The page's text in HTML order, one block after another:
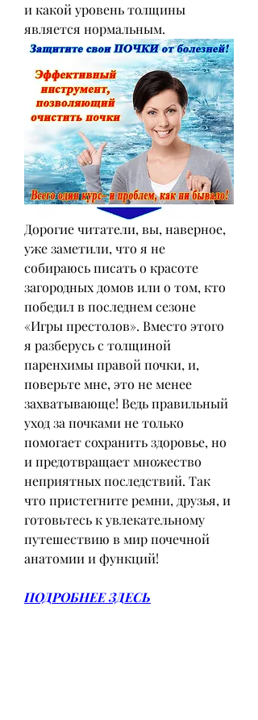
и какой уровень толщины
является нормальным.
Дорогие читатели, вы, наверное,
уже заметили, что я не
собираюсь писать о красоте
загородных домов или о том, кто
победил в последнем сезоне
«Игры престолов». Вместо этого
я разберусь с толщиной
паренхимы правой почки, и,
поверьте мне, это не менее
захватывающе! Ведь правильный
уход за почками не только
помогает сохранить здоровье, но
и предотвращает множество
неприятных последствий. Так
что пристегните ремни, друзья, и
готовьтесь к увлекательному
путешествию в мир почечной
анатомии и функций!
ПОДРОБНЕЕ ЗДЕСЬ